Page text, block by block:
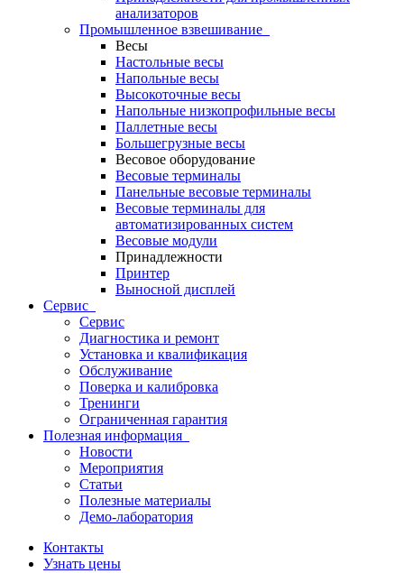
анализаторов
Промышленное взвешивание
Весы
Настольные весы
Напольные весы
Высокоточные весы
Напольные низкопрофильные весы
Паллетные весы
Большегрузные весы
Весовое оборудование
Весовые терминалы
Панельные весовые терминалы
Весовые терминалы для
автоматизированных систем
Весовые модули
Принадлежности
Принтер
Выносной дисплей
Сервис
Сервис
Диагностика и ремонт
Установка и квалификация
Обслуживание
Поверка и калибровка
Тренинги
Ограниченная гарантия
Полезная информация
Новости
Мероприятия
Статьи
Полезные материалы
Демо-лаборатория
Контакты
Узнать цены